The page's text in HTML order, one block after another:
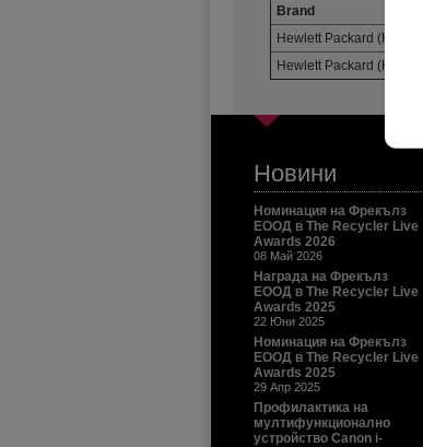
Brand
Hewlett Packard (HP)
Hewlett Packard (HP)
Новини
Номинация на Фрекълз
ЕООД в The Recycler Live
Awards 2026
08 Май 2026
Награда на Фрекълз
ЕООД в The Recycler Live
Awards 2025
22 Юни 2025
Номинация на Фрекълз
ЕООД в The Recycler Live
Awards 2025
29 Апр 2025
Профилактика на
мултифункционално
устройство Canon i-